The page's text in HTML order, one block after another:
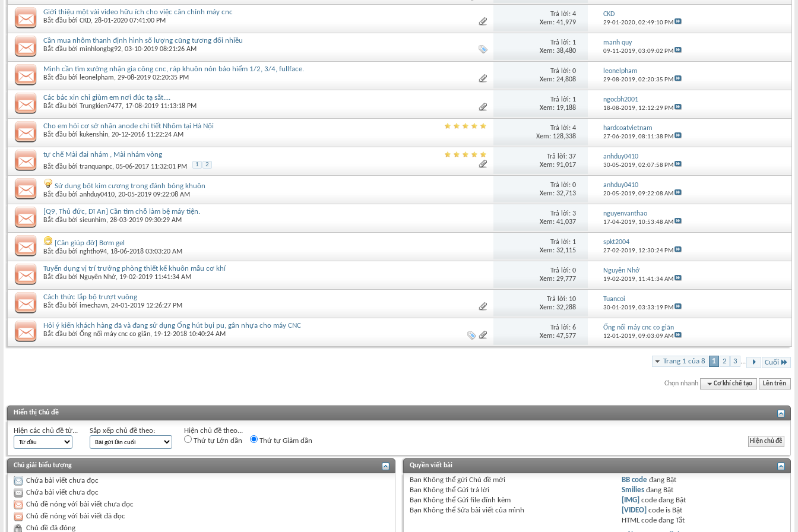
Giới thiệu một vài video hữu ích cho việc cân chỉnh máy cnc
Bắt đầu bởi CKD‎, 28-01-2020 07:41:00 PM
Trả lời: 4
Xem: 41,979
CKD
29-01-2020,02:49:10 PM
Cần mua nhôm thanh định hình số lượng cũng tương đối nhiều
Bắt đầu bởi minhlongbg92‎, 03-10-2019 08:21:26 AM
Trả lời: 1
Xem: 38,480
manh quy
09-11-2019,03:09:02 PM
Mình cần tìm xưởng nhận gia công cnc, ráp khuôn nón bảo hiểm 1/2, 3/4, fullface.
Bắt đầu bởi leonelpham‎, 29-08-2019 02:20:35 PM
Trả lời: 0
Xem: 24,808
leonelpham
29-08-2019,02:20:35 PM
Các bác xin chỉ giùm em nơi đúc tạ sắt....
Bắt đầu bởi Trungkien7477‎, 17-08-2019 11:13:18 PM
Trả lời: 1
Xem: 19,188
ngocbh2001
18-08-2019, 12:12:29 PM
Cho em hỏi cơ sở nhận anode chi tiết Nhôm tại Hà Nội
Bắt đầu bởi kukenshin‎, 20-12-2016 11:22:24 AM
Trả lời: 4
Xem: 128,338
hardcoatvietnam
27-06-2019,08:11:38 PM
tự chế Mài đai nhám , Mài nhám vòng
Bắt đầu bởi tranquanpc‎, 05-06-2017 11:32:01 PM 1 2
Trả lời: 37
Xem: 91,017
anhduy0410
30-05-2019,02:07:58 PM
Sử dụng bột kim cương trong đánh bóng khuôn
Bắt đầu bởi anhduy0410‎, 20-05-2019 09:22:08 AM
Trả lời: 0
Xem: 32,713
anhduy0410
20-05-2019,09:22:08 AM
[Q9, Thủ đức, Dĩ An] Cần tìm chỗ làm bệ máy tiện.
Bắt đầu bởi sieunhim‎, 28-03-2019 09:30:29 AM
Trả lời: 3
Xem: 41,037
nguyenvanthao
17-04-2019, 10:53:48 AM
[Cân giúp đỡ] Bơm gel
Bắt đầu bởi nghtho94‎, 18-06-2018 03:03:20 AM
Trả lời: 1
Xem: 32,115
spkt2004
27-02-2019, 12:30:24 PM
Tuyển dụng vị trí trưởng phòng thiết kế khuôn mẫu cơ khí
Bắt đầu bởi Nguyên Nhớ‎, 19-02-2019 11:41:34 AM
Trả lời: 0
Xem: 29,777
Nguyên Nhớ
19-02-2019, 11:41:34 AM
Cách thức lắp bộ trượt vuông
Bắt đầu bởi imechavn‎, 24-01-2019 12:26:27 PM
Trả lời: 10
Xem: 32,288
Tuancoi
30-01-2019,03:33:19 PM
Hỏi ý kiến khách hàng đã và đang sử dụng Ống hút bụi pu, gân nhựa cho máy CNC
Bắt đầu bởi Ống nối máy cnc co giãn‎, 19-12-2018 10:40:24 AM
Trả lời: 6
Xem: 47,577
Ống nối máy cnc co giãn
12-01-2019,09:03:09 AM
Trang 1 của 8 1 2 3 ... Cuối
Chọn nhanh Cơ khí chế tạo Lên trên
Hiển thị Chủ đề
Hiện các chủ đề từ... Sắp xếp chủ đề theo:
Hiện chủ đề theo...
Thứ tự Lớn dần
Thứ tự Giảm dần
Chú giải biểu tượng
Chứa bài viết chưa đọc
Chứa bài viết chưa đọc
Chủ đề nóng với bài viết chưa đọc
Chủ đề nóng với bài viết đã đọc
Chủ đề đã đóng
Quyền viết bài
Bạn Không thểgửi Chủ đề mới
Bạn Không thểGửi trả lời
Bạn Không thểGửi file đính kèm
Bạn Không thểSửa bài viết của mình
BB code đang Bật
Smilies đang Bật
[IMG] code đang Bật
[VIDEO] code is Bật
HTML code đangTắt